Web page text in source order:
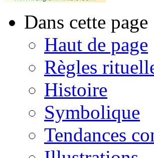
Dans cette page
Haut de page
Règles
Histoire
Symbolique
Tendances